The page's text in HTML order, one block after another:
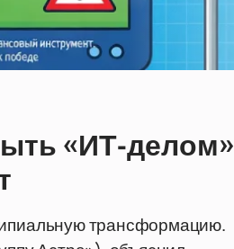
«ИТ-делом»
трансформацию.